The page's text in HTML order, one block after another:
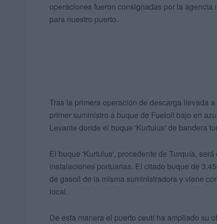
operaciones fueron consignadas por la
para nuestro puerto.
Tras la primera operación de descarga llevada
primer suministro a buque de Fueloil bajo en
Levante donde el buque 'Kurtulus' de bandera
El buque 'Kurtulus', procedente de Turquía,
instalaciones portuarias. El citado buque de
de gasoil de la misma suministradora y viene
local.
De esta manera el puerto ceutí ha ampliado su